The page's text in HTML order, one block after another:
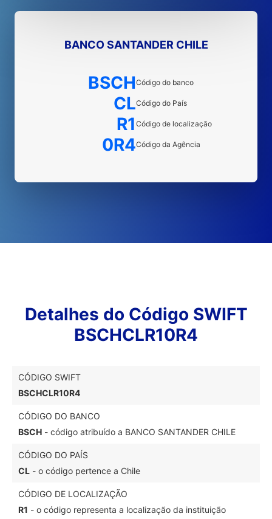
BANCO SANTANDER CHILE
BSCHCódigo do banco
CLCódigo do País
R1 Código de localização
0R4Código da Agência
Detalhes do Código SWIFT
BSCHCLR10R4
CÓDIGO SWIFT
BSCHCLR10R4
CÓDIGO DO BANCO
BSCH - código atribuído a BANCO SANTANDER CHILE
CÓDIGO DO PAÍS
CL - o código pertence a Chile
CÓDIGO DE LOCALIZAÇÃO
R1 - o código representa a localização da instituição